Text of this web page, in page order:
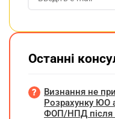
Останні
Визнання не
Розрахунку ЮО
ФОП/НПД після